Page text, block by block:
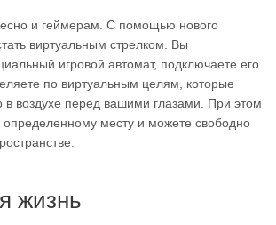
и геймерам. С помощью нового
виртуальным стрелком. Вы
игровой автомат, подключаете его
по виртуальным целям, которые
в воздухе перед вашими глазами. При этом
определенному месту и можете свободно
жизнь